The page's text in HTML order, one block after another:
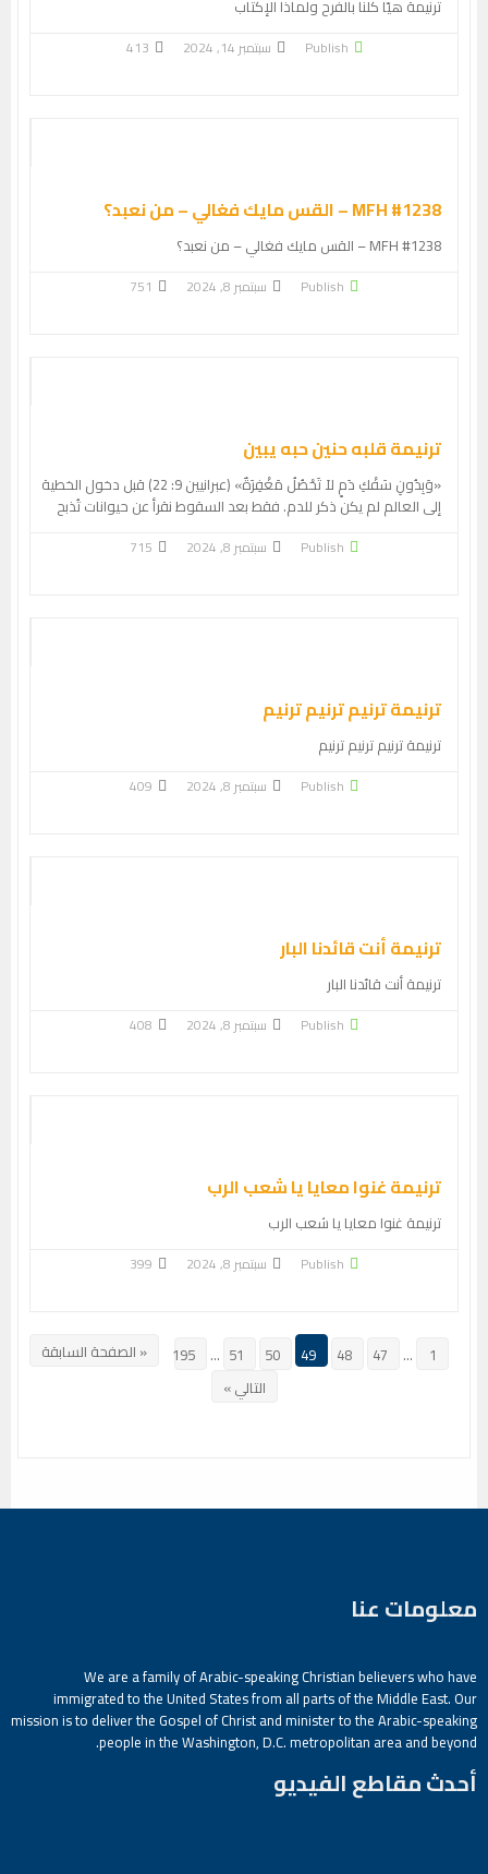
ترنيمة هيّا كلنا بالفرح ولماذا الإكتاب
Publish سبتمبر 14, 2024 413
MFH #1238 – القس مايك فغالي – من نعبد؟
MFH #1238 – القس مايك فغالي – من نعبد؟
Publish سبتمبر 8, 2024 751
ترنيمة قلبه حنين حبه يبين
«وَبِدُونِ سَفْكِ دَمٍ لاَ تَحْصُلُ مَغْفِرَةٌ» (عبرانيين 9: 22) قبل دخول الخطية
إلى العالم لم يكن ذكر للدم. فقط بعد السقوط نقرأ عن حيوانات تُذبح
Publish سبتمبر 8, 2024 715
ترنيمة ترنيم ترنيم ترنيم
ترنيمة ترنيم ترنيم ترنيم
Publish سبتمبر 8, 2024 409
ترنيمة أنت قائدنا البار
ترنيمة أنت قائدنا البار
Publish سبتمبر 8, 2024 408
ترنيمة غنوا معايا يا شعب الرب
ترنيمة غنوا معايا يا شعب الرب
Publish سبتمبر 8, 2024 399
« الصفحة السابقة 1
…
47
48
49
50
51
…
195
التالي »
معلومات عنا
We are a family of Arabic-speaking Christian believers who have
immigrated to the United States from all parts of the Middle East. Our
mission is to deliver the Gospel of Christ and minister to the Arabic-speaking
people in the Washington, D.C. metropolitan area and beyond.
أحدث مقاطع الفيديو